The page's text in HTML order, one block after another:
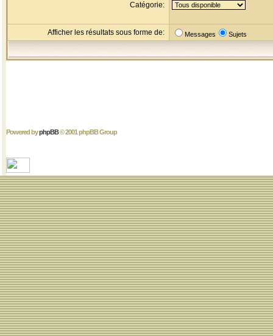
Catégorie:
Afficher les résultats sous forme de: Messages Sujets
Powered byphpBB© 2001 phpBB Group